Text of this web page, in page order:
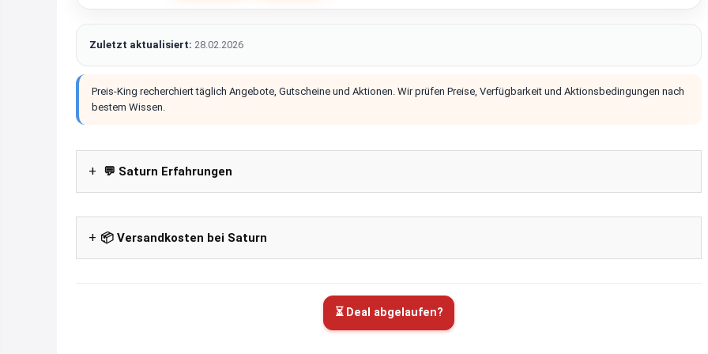
Zuletzt aktualisiert: 28.02.2026
Preis-King recherchiert täglich Angebote, Gutscheine und Aktionen. Wir prüfen Preise, Verfügbarkeit und Aktionsbedingungen nach
bestem Wissen.
💬 Saturn Erfahrungen
📦 Versandkosten bei Saturn
⏳ Deal abgelaufen?